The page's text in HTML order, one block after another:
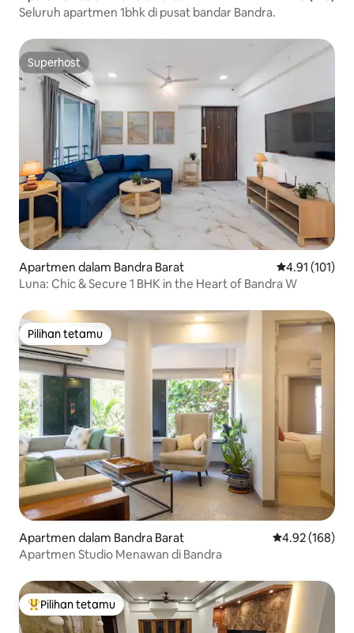
Seluruh apartmen 1bhk di pusat bandar Bandra.
Superhost
Superhost
Apartmen dalam Bandra Barat Penarafan
4.91 (101)
Luna: Chic & Secure 1 BHK in the Heart of Bandra W
Pilihan tetamu
Pilihan tetamu
Apartmen dalam Bandra Barat Penarafan
4.92 (168)
Apartmen Studio Menawan di Bandra
Pilihan utama tetamu
Pilihan tetamu